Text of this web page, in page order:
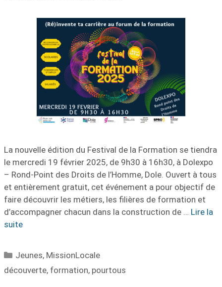
La nouvelle édition du Festival de la Formation se tiendra
le mercredi 19 février 2025, de 9h30 à 16h30, à Dolexpo
– Rond-Point des Droits de l’Homme, Dole. Ouvert à tous
et entièrement gratuit, cet événement a pour objectif de
faire découvrir les métiers, les filières de formation et
d’accompagner chacun dans la construction de … Lire la
suite
Catégories
Jeunes, MissionLocale
Étiquettes
découverte, formation, pourtous